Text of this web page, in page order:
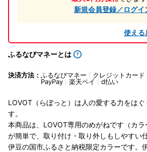
新規会員登録／ログイ
使える
ふるなびマネーとは
決済方法： ふるなびマネー クレジットカード
PayPay
楽天ペイ d払い
LOVOT（らぼっと）は人の愛する力をは
す。
本商品は、LOVOT専用のめがねです（カ
が簡単で、取り付け・取り外しもしやすい
伊豆の国市ふるさと納税限定カラーです。